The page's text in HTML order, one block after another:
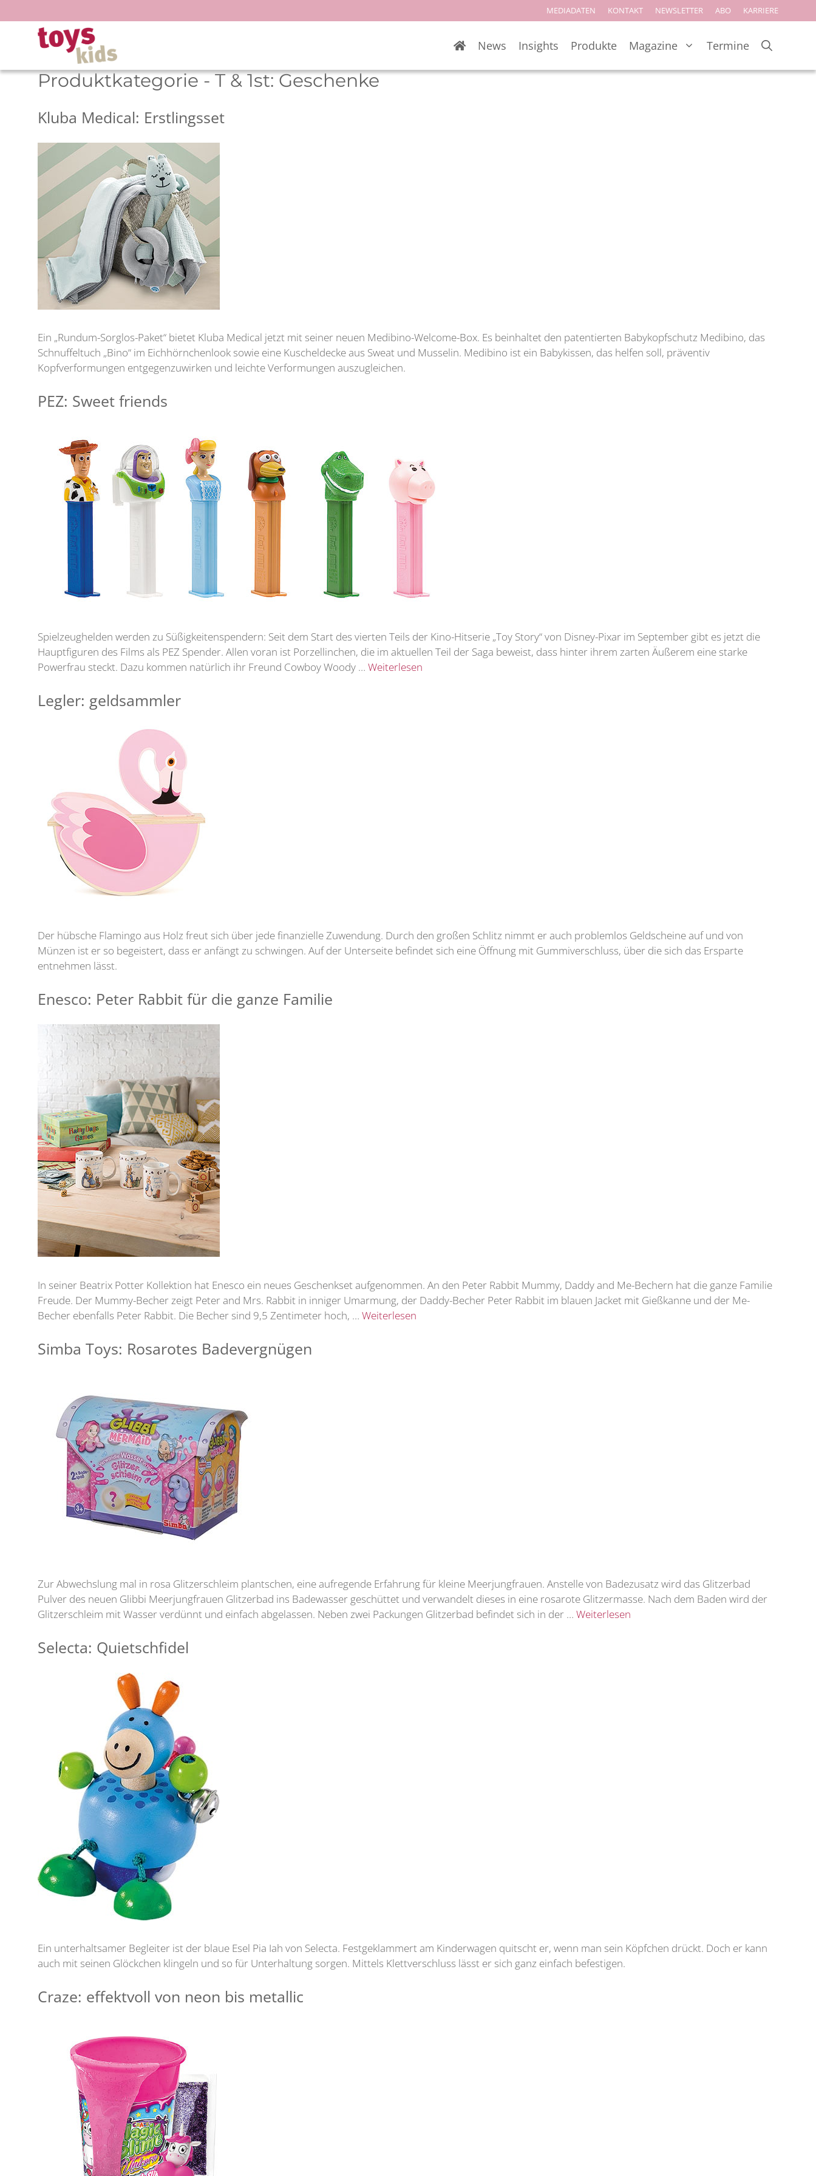
Inhalt
springen
MEDIADATEN KONTAKT NEWSLETTER ABO KARRIERE
News Insights Produkte Magazine Termine
Produktkategorie - T & 1st:Geschenke
Kluba Medical: Erstlingsset
Ein „Rundum-Sorglos-Paket“ bietet Kluba Medical jetzt mit seiner neuen Medibino-Welcome-Box. Es beinhaltet den patentierten Babykopfschutz Medibino, das
Schnuffeltuch „Bino“ im Eichhörnchenlook sowie eine Kuscheldecke aus Sweat und Musselin. Medibino ist ein Babykissen, das helfen soll, präventiv
Kopfverformungen entgegenzuwirken und leichte Verformungen auszugleichen.
PEZ: Sweet friends
Spielzeughelden werden zu Süßigkeitenspendern: Seit dem Start des vierten Teils der Kino-Hitserie „Toy Story“ von Disney-Pixar im September gibt es jetzt die
Hauptfiguren des Films als PEZ Spender. Allen voran ist Porzellinchen, die im aktuellen Teil der Saga beweist, dass hinter ihrem zarten Äußerem eine starke
Powerfrau steckt. Dazu kommen natürlich ihr Freund Cowboy Woody … Weiterlesen
Legler: geldsammler
Der hübsche Flamingo aus Holz freut sich über jede finanzielle Zuwendung. Durch den großen Schlitz nimmt er auch problemlos Geldscheine auf und von
Münzen ist er so begeistert, dass er anfängt zu schwingen. Auf der Unterseite befindet sich eine Öffnung mit Gummiverschluss, über die sich das Ersparte
entnehmen lässt.
Enesco: Peter Rabbit für die ganze Familie
In seiner Beatrix Potter Kollektion hat Enesco ein neues Geschenkset aufgenommen. An den Peter Rabbit Mummy, Daddy and Me-Bechern hat die ganze Familie
Freude. Der Mummy-Becher zeigt Peter and Mrs. Rabbit in inniger Umarmung, der Daddy-Becher Peter Rabbit im blauen Jacket mit Gießkanne und der Me-
Becher ebenfalls Peter Rabbit. Die Becher sind 9,5 Zentimeter hoch, … Weiterlesen
Simba Toys: Rosarotes Badevergnügen
Zur Abwechslung mal in rosa Glitzerschleim plantschen, eine aufregende Erfahrung für kleine Meerjungfrauen. Anstelle von Badezusatz wird das Glitzerbad
Pulver des neuen Glibbi Meerjungfrauen Glitzerbad ins Badewasser geschüttet und verwandelt dieses in eine rosarote Glitzermasse. Nach dem Baden wird der
Glitzerschleim mit Wasser verdünnt und einfach abgelassen. Neben zwei Packungen Glitzerbad befindet sich in der … Weiterlesen
Selecta: Quietschfidel
Ein unterhaltsamer Begleiter ist der blaue Esel Pia Iah von Selecta. Festgeklammert am Kinderwagen quitscht er, wenn man sein Köpfchen drückt. Doch er kann
auch mit seinen Glöckchen klingeln und so für Unterhaltung sorgen. Mittels Klettverschluss lässt er sich ganz einfach befestigen.
Craze: effektvoll von neon bis metallic